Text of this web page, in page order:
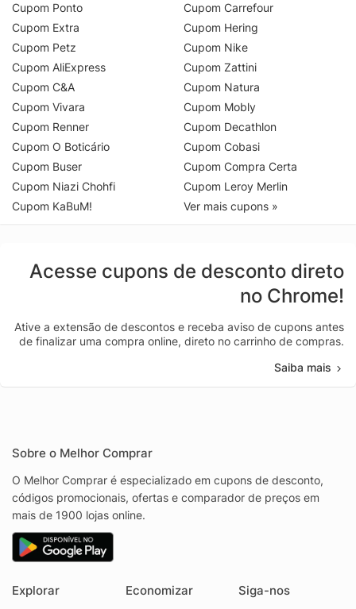
Cupom Ponto
Cupom Extra
Cupom Petz
Cupom AliExpress
Cupom C&A
Cupom Vivara
Cupom Renner
Cupom O Boticário
Cupom Buser
Cupom Niazi Chohfi
Cupom KaBuM!
Cupom Carrefour
Cupom Hering
Cupom Nike
Cupom Zattini
Cupom Natura
Cupom Mobly
Cupom Decathlon
Cupom Cobasi
Cupom Compra Certa
Cupom Leroy Merlin
Ver mais cupons »
Acesse cupons de desconto direto
no Chrome!
Ative a extensão de descontos e receba aviso de cupons antes
de finalizar uma compra online, direto no carrinho de compras.
Saiba mais
Sobre o Melhor Comprar
O Melhor Comprar é especializado em cupons de desconto,
códigos promocionais, ofertas e comparador de preços em
mais de 1900 lojas online.
Explorar Economizar Siga-nos